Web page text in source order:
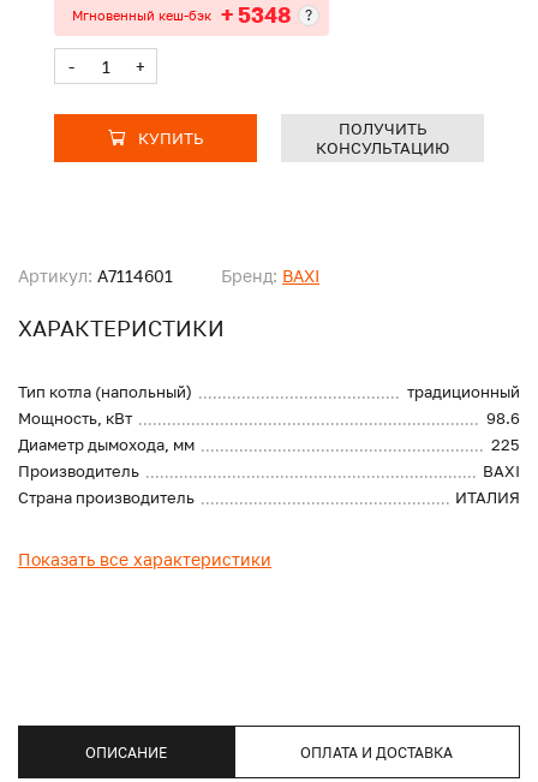
Артикул: A7114601 Бренд: BAXI
ХАРАКТЕРИСТИКИ
Тип котла (напольный)
традиционный
Мощность, кВт
98.6
Диаметр дымохода, мм
225
Производитель
BAXI
Страна производитель
ИТАЛИЯ
Показать все характеристики
Мгновенный кеш-бэк + 5348 ?
- +
КУПИТЬ
ПОЛУЧИТЬ
КОНСУЛЬТАЦИЮ
ОПИСАНИЕ ОПЛАТА И ДОСТАВКА